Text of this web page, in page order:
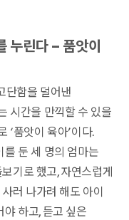
누린다 – 품앗이
단함을 덜어낸
시간을 만끽할 수 있을
‘품앗이 육아’이다.
를 둔 세 명의 엄마는
기로 했고, 자연스럽게
러 나가려 해도 아이
하고, 듣고 싶은